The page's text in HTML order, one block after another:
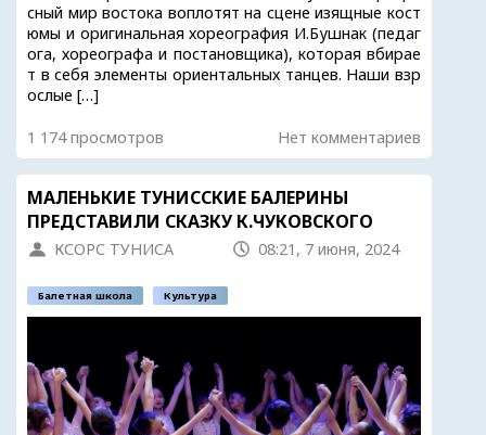
сный мир востока воплотят на сцене изящные кост
юмы и оригинальная хореография И.Бушнак (педаг
ога, хореографа и постановщика), которая вбирае
т в себя элементы ориентальных танцев. Наши взр
ослые […]
1 174 просмотров Нет комментариев
МАЛЕНЬКИЕ ТУНИССКИЕ БАЛЕРИНЫ
ПРЕДСТАВИЛИ СКАЗКУ К.ЧУКОВСКОГО
КСОРС ТУНИСА 08:21, 7 июня, 2024
Балетная школа Культура